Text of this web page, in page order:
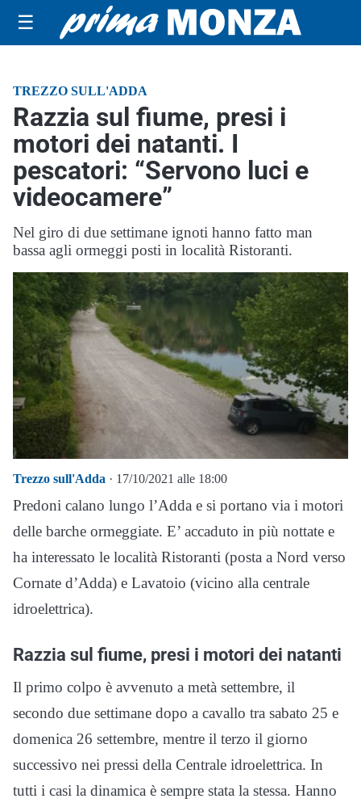
☰
TREZZO SULL'ADDA
Razzia sul fiume, presi i
motori dei natanti. I
pescatori: “Servono luci e
videocamere”
Nel giro di due settimane ignoti hanno fatto man
bassa agli ormeggi posti in località Ristoranti.
Trezzo sull'Adda · 17/10/2021 alle 18:00
Predoni calano lungo l’Adda e si portano via i motori
delle barche ormeggiate. E’ accaduto in più nottate e
ha interessato le località Ristoranti (posta a Nord verso
Cornate d’Adda) e Lavatoio (vicino alla centrale
idroelettrica).
Razzia sul fiume, presi i motori dei natanti
Il primo colpo è avvenuto a metà settembre, il
secondo due settimane dopo a cavallo tra sabato 25 e
domenica 26 settembre, mentre il terzo il giorno
successivo nei pressi della Centrale idroelettrica. In
tutti i casi la dinamica è sempre stata la stessa. Hanno